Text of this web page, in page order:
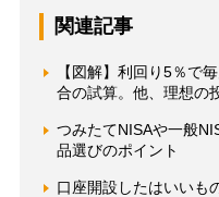
関連記事
【図解】利回り5％で
合の試算。他、理想の
つみたてNISAや一般
品選びのポイント
口座開設したはいい